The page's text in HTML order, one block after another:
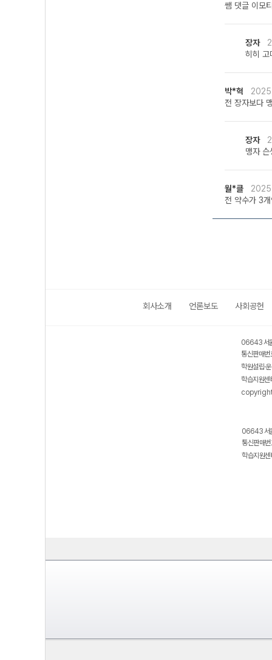
쌤 댓글 이모
장자
히히 고
박*혁
전 장자보다
장자
맹자
월*클
전 약수가 3
회사소개 언론보도 사회공헌
06643 서
통신판매
학원설립·
학습지원
06643 서
통신판매
학습지원